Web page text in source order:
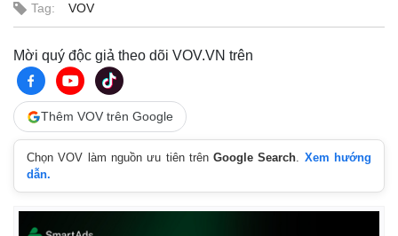
Tag: VOV
Mời quý độc giả theo dõi VOV.VN trên
Thêm VOV trên Google
Chọn VOV làm nguồn ưu tiên trênGoogle Search. Xem hướng
dẫn.